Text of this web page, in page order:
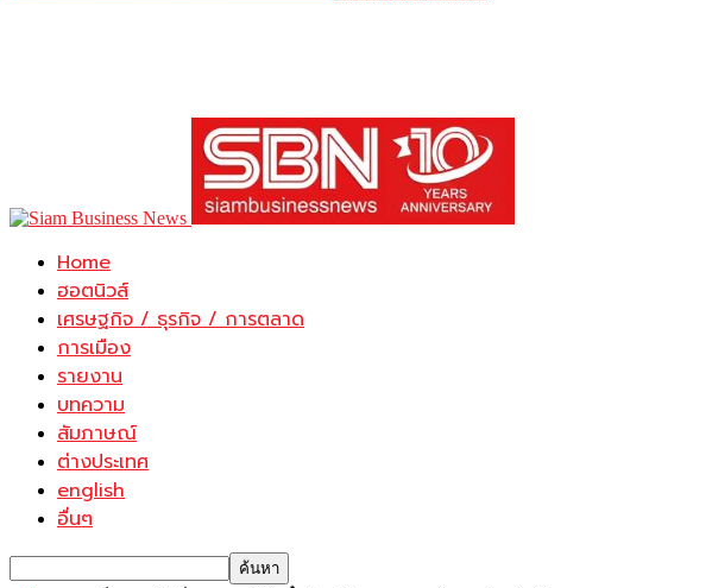
Home
ฮอตนิวส์
เศรษฐกิจ / ธุรกิจ / การตลาด
การเมือง
รายงาน
บทความ
สัมภาษณ์
ต่างประเทศ
english
อื่นๆ